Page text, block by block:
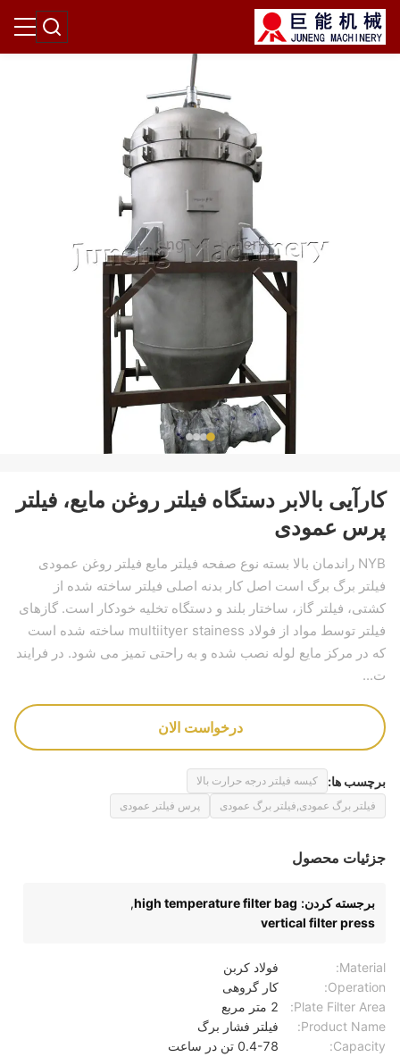
کارآیی بالابر دستگاه فیلتر روغن مایع، فیلتر
پرس عمودی
NYB راندمان بالا بسته نوع صفحه فیلتر مایع فیلتر روغن عمودی
فیلتر برگ برگ است اصل کار بدنه اصلی فیلتر ساخته شده از
کشتی، فیلتر گاز، ساختار بلند و دستگاه تخلیه خودکار است. گازهای
فیلتر توسط مواد از فولاد multiityer stainess ساخته شده است
که در مرکز مایع لوله نصب شده و به راحتی تمیز می شود. در فرایند
ت...
درخواست الان
برچسب ها:
کیسه فیلتر درجه حرارت بالا
فیلتر برگ عمودی,فیلتر برگ عمودی
پرس فیلتر عمودی
جزئیات محصول
برجسته کردن: high temperature filter bag
,
vertical filter press
Material:
فولاد کربن
Operation:
کار گروهی
Plate Filter Area:
2 متر مربع
Product Name:
فیلتر فشار برگ
Capacity:
0.4-78 تن در ساعت